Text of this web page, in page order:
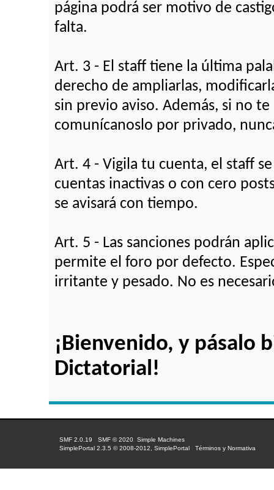
página podrá ser motivo de
falta.
Art. 3 - El staff tiene la última
derecho de ampliarlas,
sin previo aviso. Además, si no
comunícanoslo por privado,
Art. 4 - Vigila tu cuenta, el staff
cuentas inactivas o con cero
se avisará con tiempo.
Art. 5 - Las sanciones podrán
permite el foro por defecto.
irritante y pesado. No es
¡Bienvenido, y pásalo
Dictatorial!
SMF 2.0.19 |SMF © 2020 ,Simple Machines
SimplePortal 2.3.5 © 2008-2012, SimplePortal
|Términos y Normativa